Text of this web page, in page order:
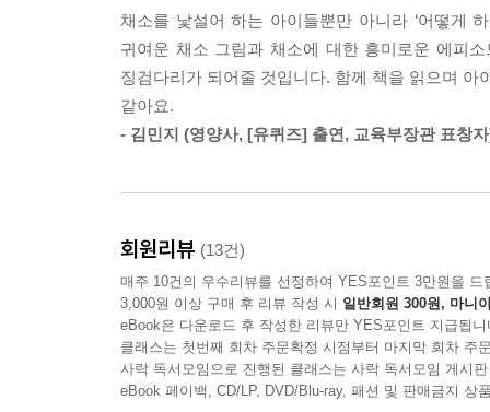
--- p.119
채소와 과일의 차이는 학문적으로 풀에서 자라는
그리고 몇 년씩 시들지 않는 나무에서 수확하는 것
--- p.134
궁금증이 생길 수 있는 정보를 제공하는 것이 필
무엇일까?’, ‘피망은 왜 쓴맛이 날까?’, ‘양상추
대한 해답이 담겨 있다. 책을 읽기 전에, 평소 채
있을 것이다.
이 밖에도 채소의 분류와 대표 생산지 등 간략한
채소들의 속사정
이 책은 귀여운 채소 박사가 서른 가지 채소들의
둥근 모양과는 다른 모습이었던 양배추 이야기,
있다. 그 속에는 때로는 눈물겹고, 때로는 유쾌하
흥미를 유발하고, 채소에 더 알고 싶게 만든다.
채소를 낯설어 하는 아이들뿐만 아니라 ‘어떻게
귀여운 채소 그림과 채소에 대한 흥미로운 에피
징검다리가 되어줄 것입니다. 함께 책을 읽으며
같아요.
- 김민지 (영양사, [유퀴즈] 출연, 교육부장관 표창
회원리뷰 (13건)
매주 10건의 우수리뷰를 선정하여 YES포인트 3만원을 드
3,000원 이상 구매 후 리뷰 작성 시 일반회원 300원, 마니
eBook은 다운로드 후 작성한 리뷰만 YES포인트 지급됩니
클래스는 첫번째 회차 주문확정 시점부터 마지막 회차 주
사락 독서모임으로 진행된 클래스는 사락 독서모임 게시
eBook 페이백, CD/LP, DVD/Blu-ray, 패션 및 판매금지 상